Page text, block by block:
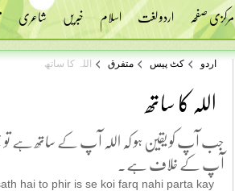
مرکزی صفحہ اردو لغت اسلام خبریں شاعری
اردو کٹ پیس متفرق اللہ کا ساتھ
اللہ کا ساتھ
جب آپ کو یقین ہو کہ اللہ آپ کے ساتھ ہے تو
آپ کے خلاف ہے۔
hai to phir is se koi farq nahi parta kay